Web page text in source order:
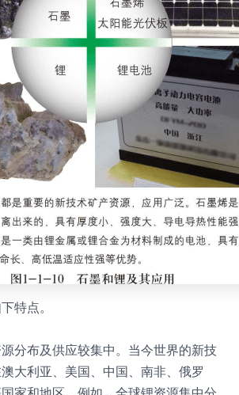
特点。
分布及供应较集中。当今世界的新技
大利亚、美国、中国、南非、俄罗